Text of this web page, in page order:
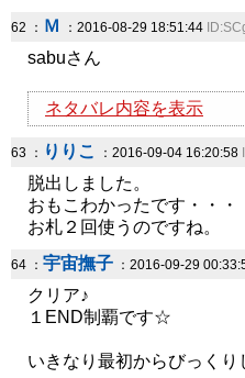
62 ： Ｍ ：2016-08-29 18:51:44
sabuさん
ネタバレ内容を表示
63 ： りりこ ：2016-09-04 16:20:58
脱出しました。
おもこわかったです・・・
お札２回使うのですね。
64 ： 宇宙撫子 ：2016-09-29
クリア♪
１END制覇です☆
いきなり最初からびっくり